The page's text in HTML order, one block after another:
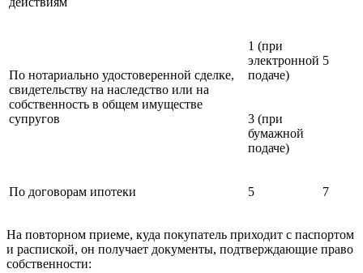
По нотариально удостоверенной сделке,
свидетельству на наследство или на
собственность в общем имуществе
супругов
1 (при
электронной
подаче)
5
3 (при
бумажной
подаче)
По договорам ипотеки 5 7
На повторном приеме, куда покупатель приходит с паспортом
и распиской, он получает документы, подтверждающие право
собственности: